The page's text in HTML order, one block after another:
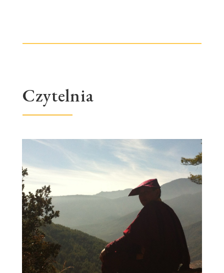
Czytelnia